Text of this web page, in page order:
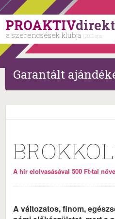
PROAKTIVdirekt
a szerencsések klubja | 2011 óta
Garantált
A hír elolvasásával 500 Ft-tal
A változatos, finom,